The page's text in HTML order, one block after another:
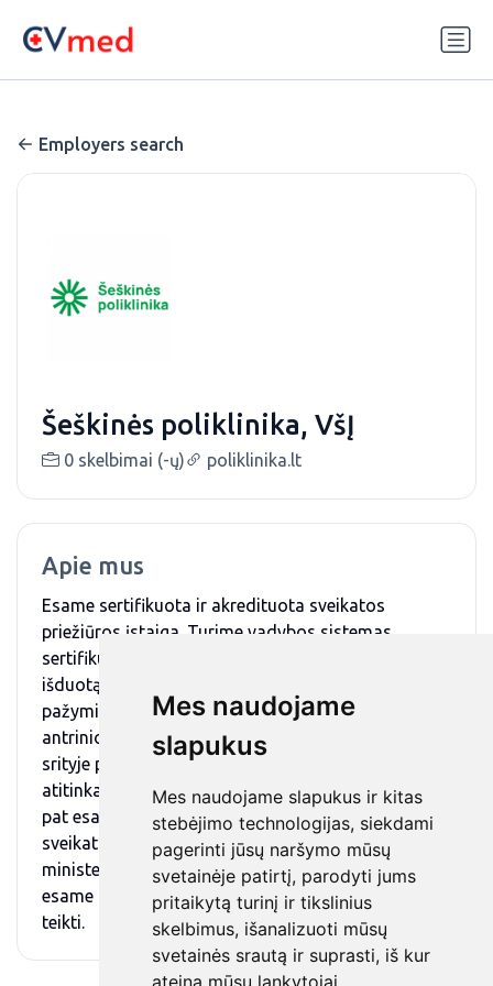
Mes naudojame
slapukus
Mes naudojame slapukus ir kitas
stebėjimo technologijas, siekdami
pagerinti jūsų naršymo mūsų
svetainėje patirtį, parodyti jums
pritaikytą turinį ir tikslinius
skelbimus, išanalizuoti mūsų
svetainės srautą ir suprasti, iš kur
ateina mūsų lankytojai.
Employers search
Šeškinės poliklinika, VšĮ
0 skelbimai (-ų) poliklinika.lt
Apie mus
Esame sertifikuota ir akredituota sveikatos
priežiūros įstaiga. Turime vadybos sistemas
sertifikuojančios viešosios įstaigos „LST Sert“
išduotą Atitikties sertifikatą Nr. 9000-503, kuriuo
pažymima, kad asmens sveikatos pirminio ir
antrinio lygių ambulatorinių paslaugų teikimo
srityje poliklinikos kokybės vadybos sistema
atitinka LST EN ISO 9001:2015 reikalavimus, taip
pat esame gavę Valstybinės akreditavimo
sveikatos priežiūros veiklai prie LR sveikatos
ministerijos pažymėjimą Nr. J24-45, liudijantį, jog
esame akredituoti šeimos medicinos paslaugai
teikti.